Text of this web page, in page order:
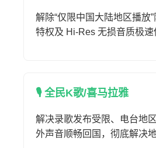
解除“仅限中国大陆地区播放
特权及 Hi-Res 无损音质极速
🎙️ 全民K歌/喜马拉雅
解决录歌发布受限、电台地
外声音顺畅回国，彻底解决地